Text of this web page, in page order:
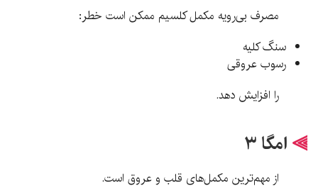
مصرف بی‌رویه مکمل کلسیم ممکن است خطر:
سنگ کلیه
رسوب عروقی
را افزایش دهد.
⫸ امگا ۳
از مهم‌ترین مکمل‌های قلب و عروق است.